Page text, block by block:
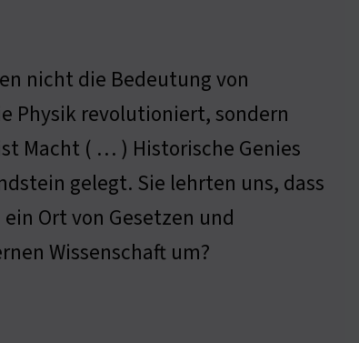
nicht die Bedeutung von
Physik revolutioniert, sondern
Macht ( … ) Historische Genies
gelegt. Sie lehrten uns, dass
Ort von Gesetzen und
Wissenschaft um?